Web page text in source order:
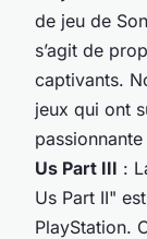
de jeu de
s’agit de
captivants.
jeux qui ont
Us Part III :
Us Part II"
PlayStation.